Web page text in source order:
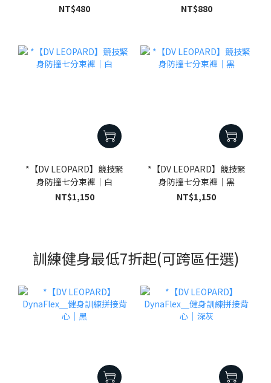
NT$480
NT$880
*【DV LEOPARD】競技緊
身防撞七分束褲｜白
NT$1,150
*【DV LEOPARD】競技緊
身防撞七分束褲｜黑
NT$1,150
訓練健身最低7折起(可跨區任選)